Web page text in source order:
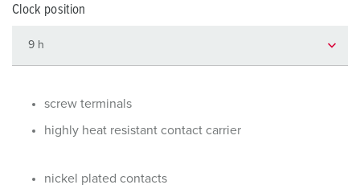
Clock position
screw terminals
highly heat resistant contact carrier
nickel plated contacts